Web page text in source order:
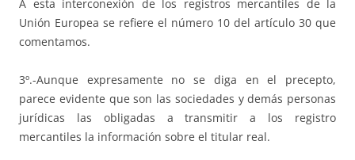
A esta interconexión de los registros mercantiles de la
Unión Europea se refiere el número 10 del artículo 30 que
comentamos.
3º.-Aunque expresamente no se diga en el precepto,
parece evidente que son las sociedades y demás personas
jurídicas las obligadas a transmitir a los registro
mercantiles la información sobre el titular real.